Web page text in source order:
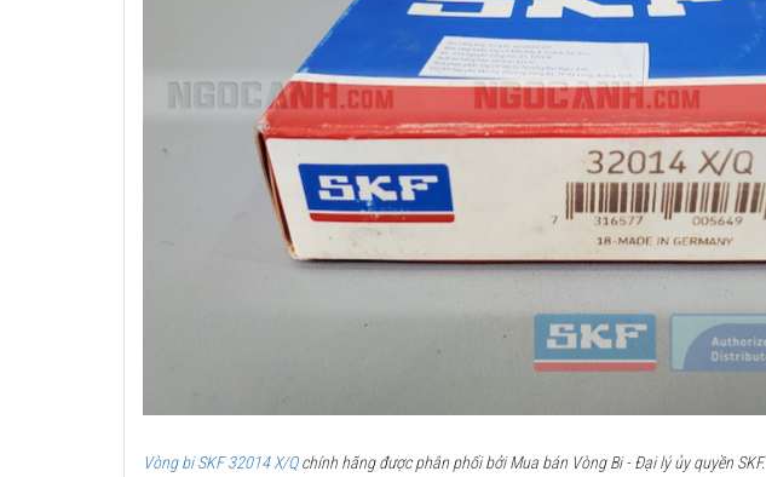
Vòng bi SKF 32014 X/Qchính hãng được phân phối bởi Mua bán Vòng Bi - Đại lý ủy quyền SKF.